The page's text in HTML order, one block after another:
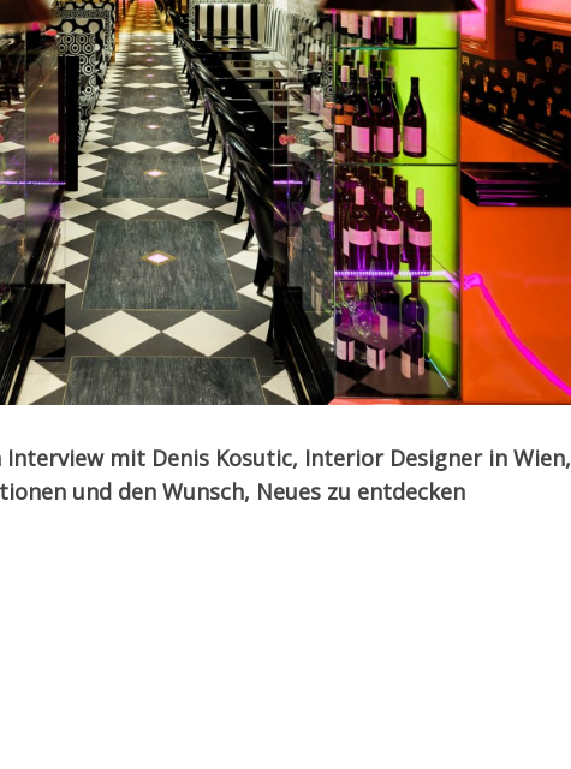
Interview mit Denis Kosutic, Interior Designer in Wien,
und den Wunsch, Neues zu entdecken